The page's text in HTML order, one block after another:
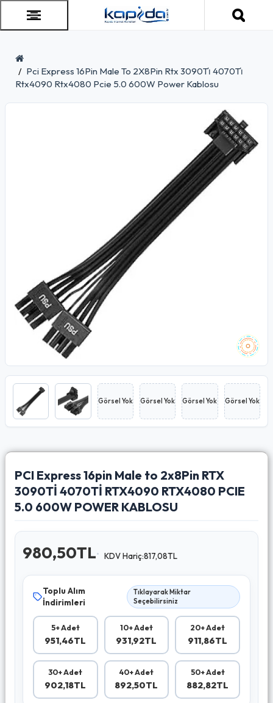
Pci Express 16Pin Male To 2X8Pin Rtx 3090Ti̇ 4070Ti̇
Rtx4090 Rtx4080 Pcie 5.0 600W Power Kablosu
Görsel Yok Görsel Yok Görsel Yok Görsel Yok
PCI Express 16pin Male to 2x8Pin RTX
3090Tİ 4070Tİ RTX4090 RTX4080 PCIE
5.0 600W POWER KABLOSU
980,50TL KDV Hariç:817,08TL
Toplu Alım
İndirimleri
Tıklayarak Miktar
Seçebilirsiniz
5+ Adet
951,46TL
10+ Adet
931,92TL
20+ Adet
911,86TL
30+ Adet
902,18TL
40+ Adet
892,50TL
50+ Adet
882,82TL